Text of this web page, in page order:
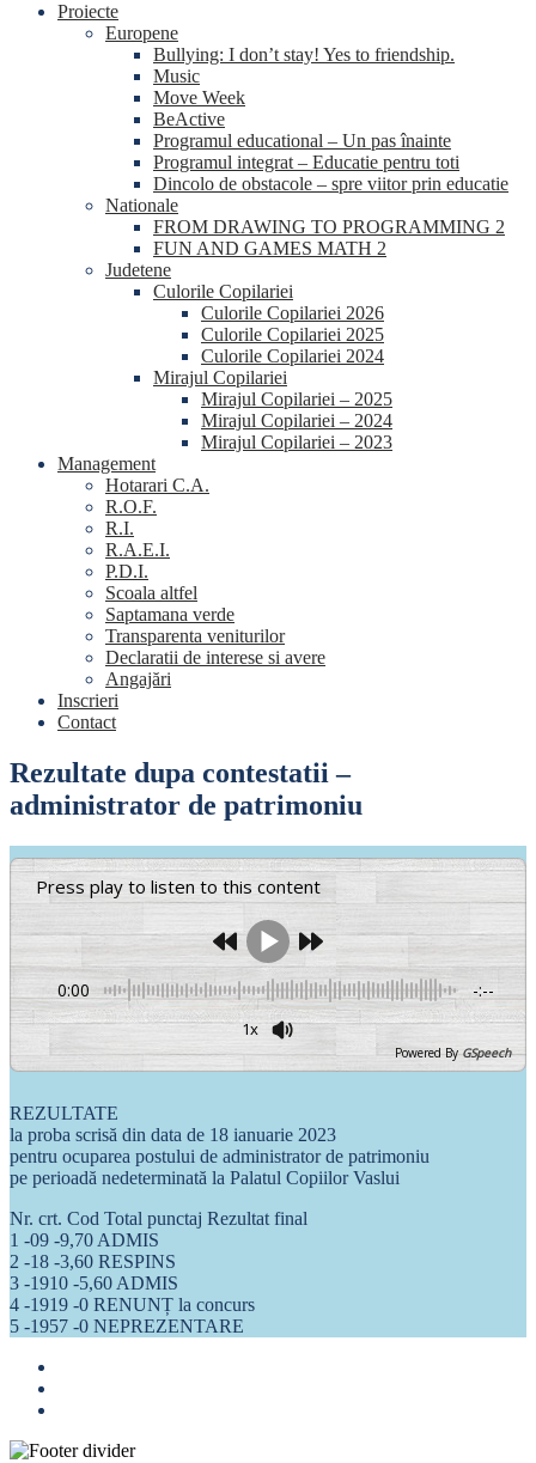
Proiecte
Europene
Bullying: I don’t stay! Yes to friendship.
Music
Move Week
BeActive
Programul educational – Un pas înainte
Programul integrat – Educatie pentru toti
Dincolo de obstacole – spre viitor prin educatie
Nationale
FROM DRAWING TO PROGRAMMING 2
FUN AND GAMES MATH 2
Judetene
Culorile Copilariei
Culorile Copilariei 2026
Culorile Copilariei 2025
Culorile Copilariei 2024
Mirajul Copilariei
Mirajul Copilariei – 2025
Mirajul Copilariei – 2024
Mirajul Copilariei – 2023
Management
Hotarari C.A.
R.O.F.
R.I.
R.A.E.I.
P.D.I.
Scoala altfel
Saptamana verde
Transparenta veniturilor
Declaratii de interese si avere
Angajări
Inscrieri
Contact
Rezultate dupa contestatii –
administrator de patrimoniu
Press play to listen to this content
0:00 -:--
1x
Powered By GSpeech
REZULTATE
la proba scrisă din data de 18 ianuarie 2023
pentru ocuparea postului de administrator de patrimoniu
pe perioadă nedeterminată la Palatul Copiilor Vaslui
Nr. crt. Cod Total punctaj Rezultat final
1 -09 -9,70 ADMIS
2 -18 -3,60 RESPINS
3 -1910 -5,60 ADMIS
4 -1919 -0 RENUNȚ la concurs
5 -1957 -0 NEPREZENTARE